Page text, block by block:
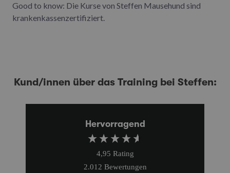
Good to know: Die Kurse von Steffen Mausehund sind
krankenkassenzertifiziert.
Kund/innen über das Training bei Steffen:
Hervorragend
4,95 Rating
2.012 Bewertungen